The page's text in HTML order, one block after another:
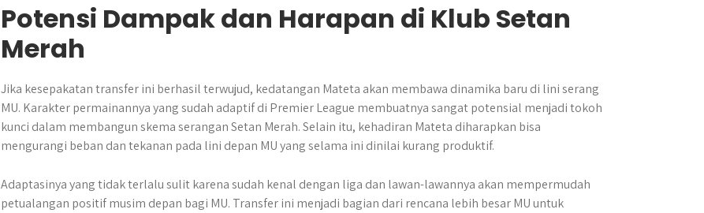
Potensi Dampak dan Harapan di Klub Setan
Merah
Jika kesepakatan transfer ini berhasil terwujud, kedatangan Mateta akan membawa dinamika baru di lini serang
MU. Karakter permainannya yang sudah adaptif di Premier League membuatnya sangat potensial menjadi tokoh
kunci dalam membangun skema serangan Setan Merah. Selain itu, kehadiran Mateta diharapkan bisa
mengurangi beban dan tekanan pada lini depan MU yang selama ini dinilai kurang produktif.
Adaptasinya yang tidak terlalu sulit karena sudah kenal dengan liga dan lawan-lawannya akan mempermudah
petualangan positif musim depan bagi MU. Transfer ini menjadi bagian dari rencana lebih besar MU untuk